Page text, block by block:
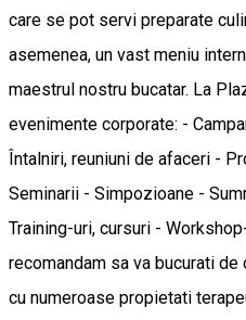
care se pot servi preparate
asemenea, un vast meniu
maestrul nostru bucatar. La
evenimente corporate: -
Întalniri, reuniuni de afaceri -
Seminarii - Simpozioane -
Training-uri, cursuri -
recomandam sa va bucurati
cu numeroase propietati